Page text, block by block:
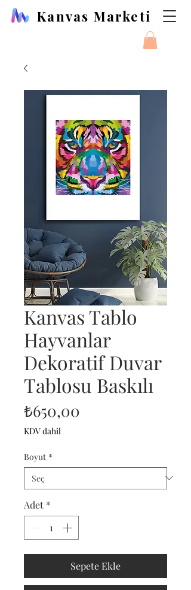
Kanvas Marketi
Kanvas Tablo
Hayvanlar
Dekoratif Duvar
Tablosu Baskılı
₺650,00
KDV dahil
Boyut *
Adet *
Sepete Ekle